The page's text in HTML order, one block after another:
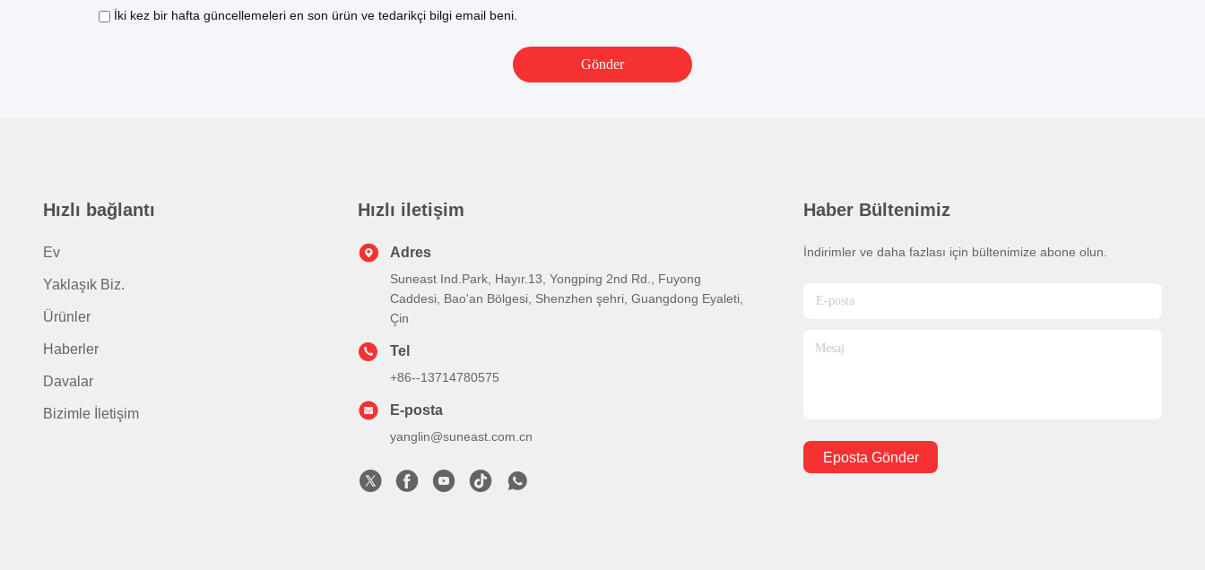
İki kez bir hafta güncellemeleri en son ürün ve tedarikçi bilgi email beni.
Hızlı bağlantı
Ev
Yaklaşık Biz.
Ürünler
Haberler
Davalar
Bizimle İletişim
Hızlı iletişim
Adres
Suneast Ind.Park, Hayır.13, Yongping 2nd Rd., Fuyong
Caddesi, Bao'an Bölgesi, Shenzhen şehri, Guangdong Eyaleti,
Çin
Tel
+86--13714780575
E-posta
yanglin@suneast.com.cn
Haber Bültenimiz
İndirimler ve daha fazlası için bültenimize abone olun.
Eposta Gönder